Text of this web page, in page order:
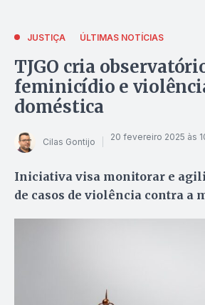
JUSTIÇA ÚLTIMAS NOTÍCIAS
TJGO cria
feminicídio e
doméstica
Cilas Gontijo 20 fevereiro 2025 às
Iniciativa visa monitorar e
de casos de violência contra a